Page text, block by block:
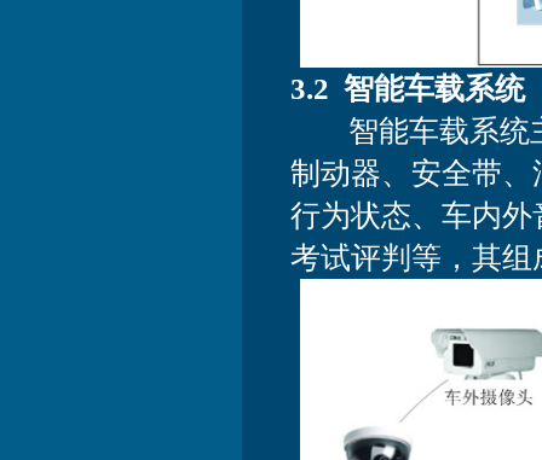
3.2 智能车载系统
智能车载系统主
制动器、安全带
行为状态、车内
考试评判等，其